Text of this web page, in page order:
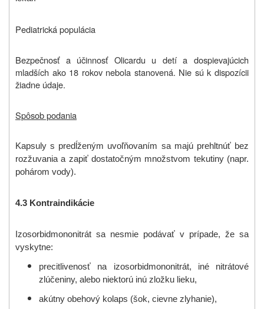
Pediatrická populácia
Bezpečnosť a účinnosť Olicardu u detí a dospievajúcich
mladších ako 18 rokov nebola stanovená. Nie sú k dispozícii
žiadne údaje.
Spôsob podania
Kapsuly s predĺženým uvoľňovaním sa majú prehltnúť bez
rozžuvania a zapiť dostatočným množstvom tekutiny (napr.
pohárom vody).
4.3 Kontraindikácie
Izosorbidmononitrát sa nesmie podávať v prípade, že sa
vyskytne:
precitlivenosť na izosorbidmononitrát, iné nitrátové
zlúčeniny, alebo niektorú inú zložku lieku,
akútny obehový kolaps (šok, cievne zlyhanie),